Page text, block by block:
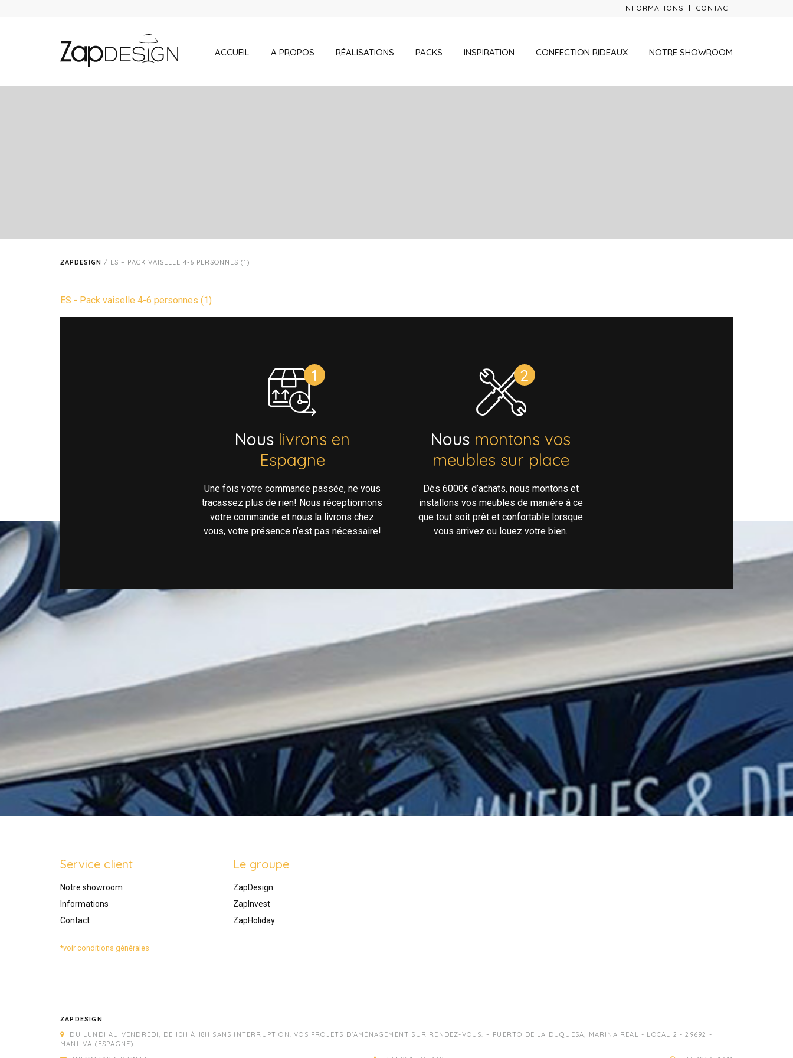
INFORMATIONS CONTACT
ACCUEIL A PROPOS RÉALISATIONS PACKS INSPIRATION CONFECTION RIDEAUX NOTRE SHOWROOM
ZAPDESIGN / ES – PACK VAISELLE 4-6 PERSONNES (1)
ES - Pack vaiselle 4-6 personnes (1)
Nous livrons en
Espagne
Une fois votre commande passée, ne vous
tracassez plus de rien! Nous réceptionnons
votre commande et nous la livrons chez
vous, votre présence n’est pas nécessaire!
Nous montons vos
meubles sur place
Dès 6000€ d’achats, nous montons et
installons vos meubles de manière à ce
que tout soit prêt et confortable lorsque
vous arrivez ou louez votre bien.
Service client
Notre showroom
Informations
Contact
Le groupe
ZapDesign
ZapInvest
ZapHoliday
*voir conditions générales
ZAPDESIGN
DU LUNDI AU VENDREDI, DE 10H À 18H SANS INTERRUPTION. VOS PROJETS D'AMÉNAGEMENT SUR RENDEZ-VOUS. – PUERTO DE LA DUQUESA, MARINA REAL - LOCAL 2 - 29692 -
MANILVA (ESPAGNE)